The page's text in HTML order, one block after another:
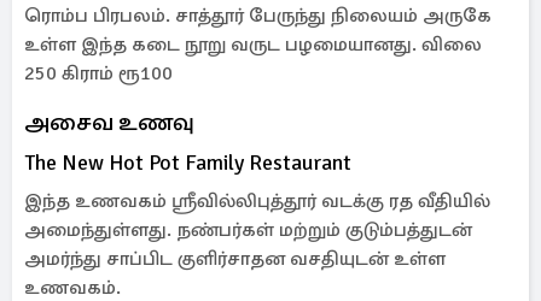
ரொம்ப பிரபலம். சாத்தூர் பேருந்து நிலையம் அருகே
உள்ள இந்த கடை நூறு வருட பழமையானது. விலை
250 கிராம் ரூ100
அசைவ உணவு
The New Hot Pot Family Restaurant
இந்த உணவகம் ஸ்ரீவில்லிபுத்தூர் வடக்கு ரத வீதியில்
அமைந்துள்ளது. நண்பர்கள் மற்றும் குடும்பத்துடன்
அமர்ந்து சாப்பிட குளிர்சாதன வசதியுடன் உள்ள
உணவகம்.